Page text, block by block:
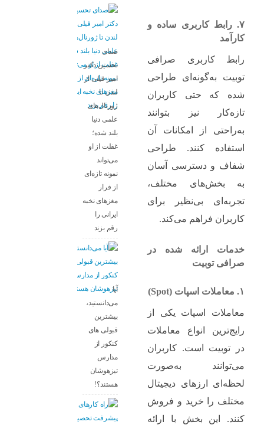
۷. رابط کاربری ساده و
کارآمد
رابط کاربری صرافی
توبیت به‌گونه‌ای طراحی
شده که حتی کاربران
تازه‌کار نیز بتوانند
به‌راحتی از امکانات آن
استفاده کنند. طراحی
شفاف و دسترسی آسان
به بخش‌های مختلف،
تجربه‌ای بی‌نظیر برای
کاربران فراهم می‌کند.
خدمات ارائه شده در
صرافی توبیت
۱. معاملات اسپات (Spot)
معاملات اسپات یکی از
رایج‌ترین انواع معاملات
در توبیت است. کاربران
می‌توانند به‌صورت
لحظه‌ای ارزهای دیجیتال
مختلف را خرید و فروش
کنند. این بخش با ارائه
صدای
تحسین دکتر
امیر فیلی از
لندن تا
ژورنال‌های
علمی دنیا
بلند شده؛
غفلت از او
می‌تواند
نمونه تازه‌ای
از فرار
مغزهای نخبه
ایرانی را
رقم بزند
آیا
می‌دانستید،
بیشترین
قبولی های
کنکور از
مدارس
تیزهوشان
هستند؟!